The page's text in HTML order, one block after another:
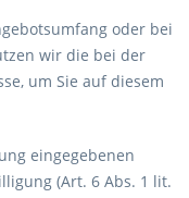
oder bei
wir die bei der
um Sie auf diesem
eingegebenen
(Art. 6 Abs. 1 lit.